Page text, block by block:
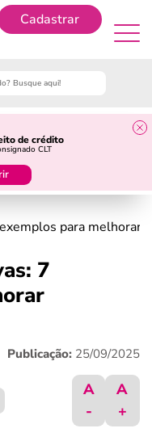
Cadastrar
de crédito
CLT
para melhorar
7
Publicação: 25/09/2025
A
-
A
+